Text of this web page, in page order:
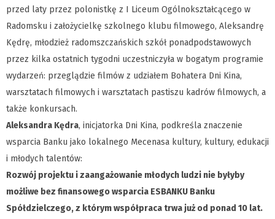
przed laty przez polonistkę z I Liceum Ogólnokształcącego w
Radomsku i założycielkę szkolnego klubu filmowego, Aleksandrę
Kędrę, młodzież radomszczańskich szkół ponadpodstawowych
przez kilka ostatnich tygodni uczestniczyła w bogatym programie
wydarzeń: przeglądzie filmów z udziałem Bohatera Dni Kina,
warsztatach filmowych i warsztatach pastiszu kadrów filmowych, a
także konkursach.
Aleksandra Kędra, inicjatorka Dni Kina, podkreśla znaczenie
wsparcia Banku jako lokalnego Mecenasa kultury, kultury, edukacji
i młodych talentów:
Rozwój projektu i zaangażowanie młodych ludzi nie byłyby
możliwe bez finansowego wsparcia ESBANKU Banku
Spółdzielczego, z którym współpraca trwa już od ponad 10 lat.